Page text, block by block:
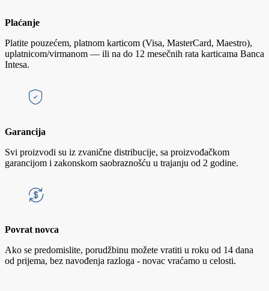
Plaćanje
Platite pouzećem, platnom karticom (Visa, MasterCard, Maestro),
uplatnicom/virmanom — ili na do 12 mesečnih rata karticama Banca
Intesa.
Garancija
Svi proizvodi su iz zvanične distribucije, sa proizvođačkom
garancijom i zakonskom saobraznošću u trajanju od 2 godine.
Povrat novca
Ako se predomislite, porudžbinu možete vratiti u roku od 14 dana
od prijema, bez navođenja razloga - novac vraćamo u celosti.